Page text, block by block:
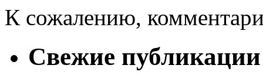
К сожалению,
Свежие публикации